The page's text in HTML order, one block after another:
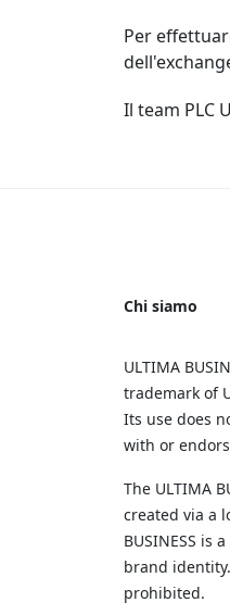
Per
Il team PLC
Chi siamo
ULTIMA
trademark of
Its use does
with or
The ULTIMA
created via a
BUSINESS is
brand
prohibited.